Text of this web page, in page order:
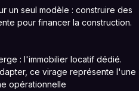
un seul modèle : construire des
pour financer la construction.
: l'immobilier locatif dédié.
ce virage représente l'une
opérationnelle